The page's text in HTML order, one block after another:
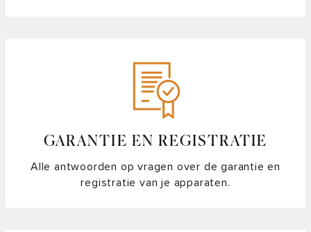
GARANTIE EN REGISTRATIE
Alle antwoorden op vragen over de garantie en
registratie van je apparaten.